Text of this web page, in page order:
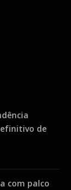
de
com palco